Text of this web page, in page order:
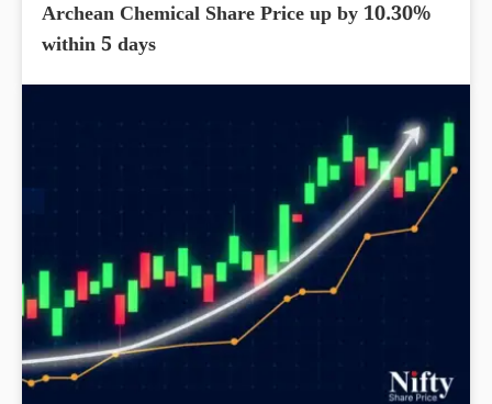
Archean Chemical Share Price up by 10.30%
within 5 days